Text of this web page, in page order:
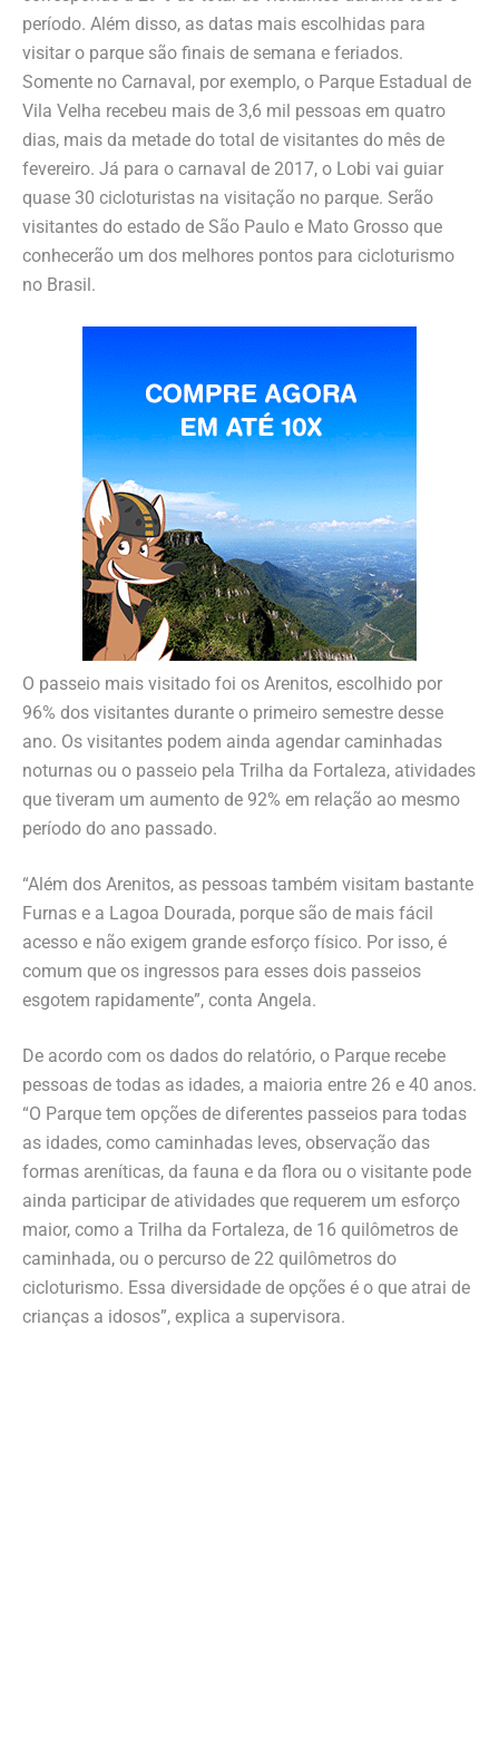
período. Além disso, as datas mais escolhidas para
visitar o parque são finais de semana e feriados.
Somente no Carnaval, por exemplo, o Parque Estadual de
Vila Velha recebeu mais de 3,6 mil pessoas em quatro
dias, mais da metade do total de visitantes do mês de
fevereiro. Já para o carnaval de 2017, o Lobi vai guiar
quase 30 cicloturistas na visitação no parque. Serão
visitantes do estado de São Paulo e Mato Grosso que
conhecerão um dos melhores pontos para cicloturismo
no Brasil.
O passeio mais visitado foi os Arenitos, escolhido por
96% dos visitantes durante o primeiro semestre desse
ano. Os visitantes podem ainda agendar caminhadas
noturnas ou o passeio pela Trilha da Fortaleza, atividades
que tiveram um aumento de 92% em relação ao mesmo
período do ano passado.
“Além dos Arenitos, as pessoas também visitam bastante
Furnas e a Lagoa Dourada, porque são de mais fácil
acesso e não exigem grande esforço físico. Por isso, é
comum que os ingressos para esses dois passeios
esgotem rapidamente”, conta Angela.
De acordo com os dados do relatório, o Parque recebe
pessoas de todas as idades, a maioria entre 26 e 40 anos.
“O Parque tem opções de diferentes passeios para todas
as idades, como caminhadas leves, observação das
formas areníticas, da fauna e da flora ou o visitante pode
ainda participar de atividades que requerem um esforço
maior, como a Trilha da Fortaleza, de 16 quilômetros de
caminhada, ou o percurso de 22 quilômetros do
cicloturismo. Essa diversidade de opções é o que atrai de
crianças a idosos”, explica a supervisora.